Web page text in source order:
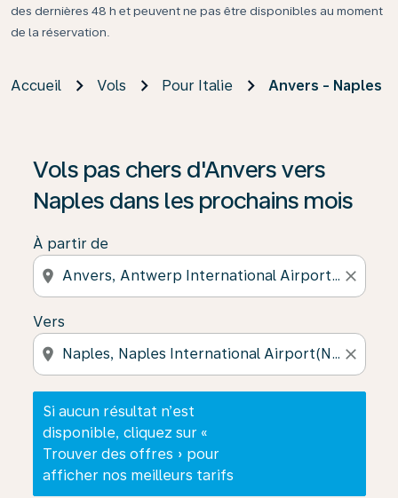
des dernières 48 h et peuvent ne pas être disponibles au moment
de la réservation.
Accueil Vols Pour Italie Anvers - Naples
Vols pas chers d'Anvers vers
Naples dans les prochains mois
À partir de
location_on close
Vers
location_on close
Si aucun résultat n’est
disponible, cliquez sur «
Trouver des offres » pour
afficher nos meilleurs tarifs
Si aucun résultat n’est disponible, cliquez sur «